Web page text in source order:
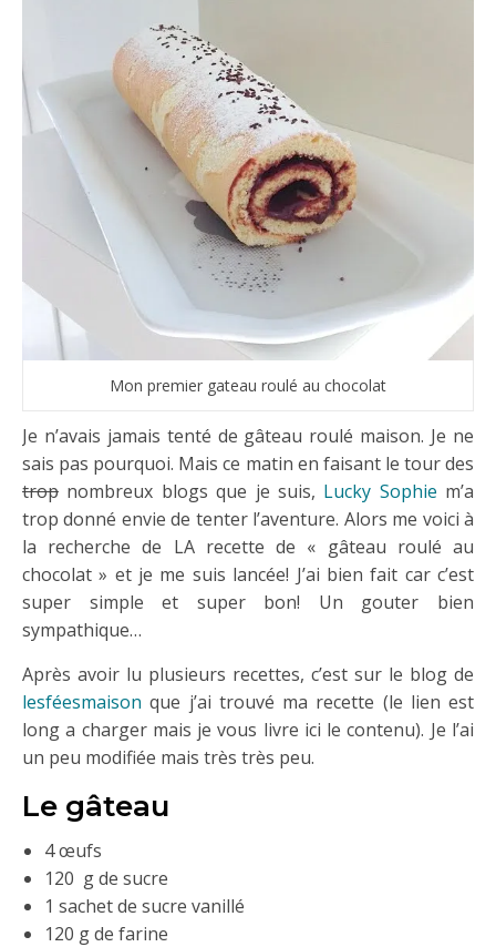
Mon premier gateau roulé au chocolat
Je n’avais jamais tenté de gâteau roulé maison. Je ne
sais pas pourquoi. Mais ce matin en faisant le tour des
trop nombreux blogs que je suis, Lucky Sophie m’a
trop donné envie de tenter l’aventure. Alors me voici à
la recherche de LA recette de « gâteau roulé au
chocolat » et je me suis lancée! J’ai bien fait car c’est
super simple et super bon! Un gouter bien
sympathique…
Après avoir lu plusieurs recettes, c’est sur le blog de
lesféesmaison que j’ai trouvé ma recette (le lien est
long a charger mais je vous livre ici le contenu). Je l’ai
un peu modifiée mais très très peu.
Le gâteau
4 œufs
120 g de sucre
1 sachet de sucre vanillé
120 g de farine